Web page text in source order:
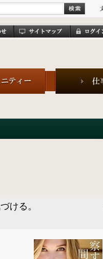
ける。